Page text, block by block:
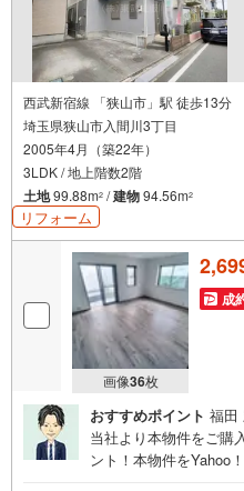
西武新宿線 「狭山市」駅 徒歩13分
埼玉県狭山市入間川3丁目
2005年4月（築22年）
3LDK / 地上階数2階
土地99.88m2 /建物94.56m2
リフォーム
画像36枚
成
おすすめポイント 福田
当社より本物件をご購
ント！本物件をYahoo